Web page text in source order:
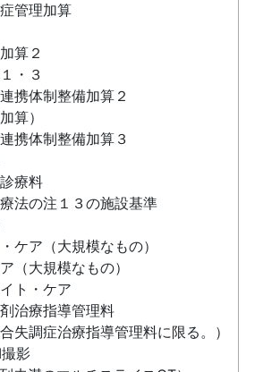
管理加算
算２
・３
携体制整備加算２
算）
携体制整備加算３
療料
法の注１３の施設基準
ケア（大規模なもの）
（大規模なもの）
ト・ケア
治療指導管理料
失調症治療指導管理料に限る。）
影